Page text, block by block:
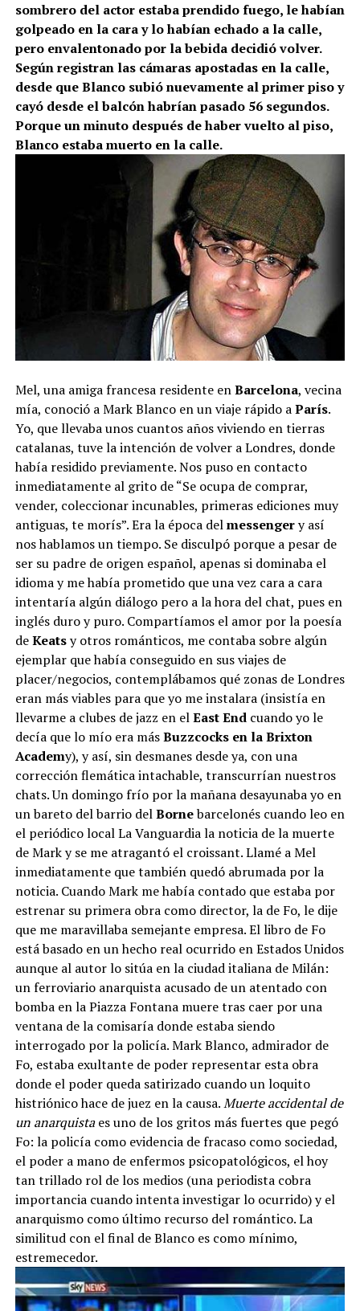
sombrero del actor estaba prendido fuego, le habían
golpeado en la cara y lo habían echado a la calle,
pero envalentonado por la bebida decidió volver.
Según registran las cámaras apostadas en la calle,
desde que Blanco subió nuevamente al primer piso y
cayó desde el balcón habrían pasado 56 segundos.
Porque un minuto después de haber vuelto al piso,
Blanco estaba muerto en la calle.
Mel, una amiga francesa residente enBarcelona, vecina
mía, conoció a Mark Blanco en un viaje rápido aParís.
Yo, que llevaba unos cuantos años viviendo en tierras
catalanas, tuve la intención de volver a Londres, donde
había residido previamente. Nos puso en contacto
inmediatamente al grito de “Se ocupa de comprar,
vender, coleccionar incunables, primeras ediciones muy
antiguas, te morís”. Era la época delmessengery así
nos hablamos un tiempo. Se disculpó porque a pesar de
ser su padre de origen español, apenas si dominaba el
idioma y me había prometido que una vez cara a cara
intentaría algún diálogo pero a la hora del chat, pues en
inglés duro y puro. Compartíamos el amor por la poesía
deKeatsy otros románticos, me contaba sobre algún
ejemplar que había conseguido en sus viajes de
placer/negocios, contemplábamos qué zonas de Londres
eran más viables para que yo me instalara (insistía en
llevarme a clubes de jazz en elEast Endcuando yo le
decía que lo mío era másBuzzcocks en la Brixton
Academy), y así, sin desmanes desde ya, con una
corrección flemática intachable, transcurrían nuestros
chats. Un domingo frío por la mañana desayunaba yo en
un bareto del barrio delBornebarcelonés cuando leo en
el periódico local La Vanguardia la noticia de la muerte
de Mark y se me atragantó el croissant. Llamé a Mel
inmediatamente que también quedó abrumada por la
noticia. Cuando Mark me había contado que estaba por
estrenar su primera obra como director, la de Fo, le dije
que me maravillaba semejante empresa. El libro de Fo
está basado en un hecho real ocurrido en Estados Unidos
aunque al autor lo sitúa en la ciudad italiana de Milán:
un ferroviario anarquista acusado de un atentado con
bomba en la Piazza Fontana muere tras caer por una
ventana de la comisaría donde estaba siendo
interrogado por la policía. Mark Blanco, admirador de
Fo, estaba exultante de poder representar esta obra
donde el poder queda satirizado cuando un loquito
histriónico hace de juez en la causa.Muerte accidental de
un anarquistaes uno de los gritos más fuertes que pegó
Fo: la policía como evidencia de fracaso como sociedad,
el poder a mano de enfermos psicopatológicos, el hoy
tan trillado rol de los medios (una periodista cobra
importancia cuando intenta investigar lo ocurrido) y el
anarquismo como último recurso del romántico. La
similitud con el final de Blanco es como mínimo,
estremecedor.